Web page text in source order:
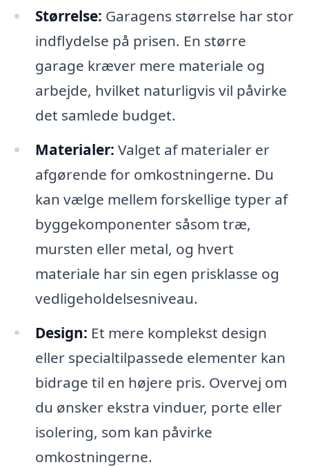
Størrelse: Garagens størrelse har stor
indflydelse på prisen. En større
garage kræver mere materiale og
arbejde, hvilket naturligvis vil påvirke
det samlede budget.
Materialer: Valget af materialer er
afgørende for omkostningerne. Du
kan vælge mellem forskellige typer af
byggekomponenter såsom træ,
mursten eller metal, og hvert
materiale har sin egen prisklasse og
vedligeholdelsesniveau.
Design: Et mere komplekst design
eller specialtilpassede elementer kan
bidrage til en højere pris. Overvej om
du ønsker ekstra vinduer, porte eller
isolering, som kan påvirke
omkostningerne.